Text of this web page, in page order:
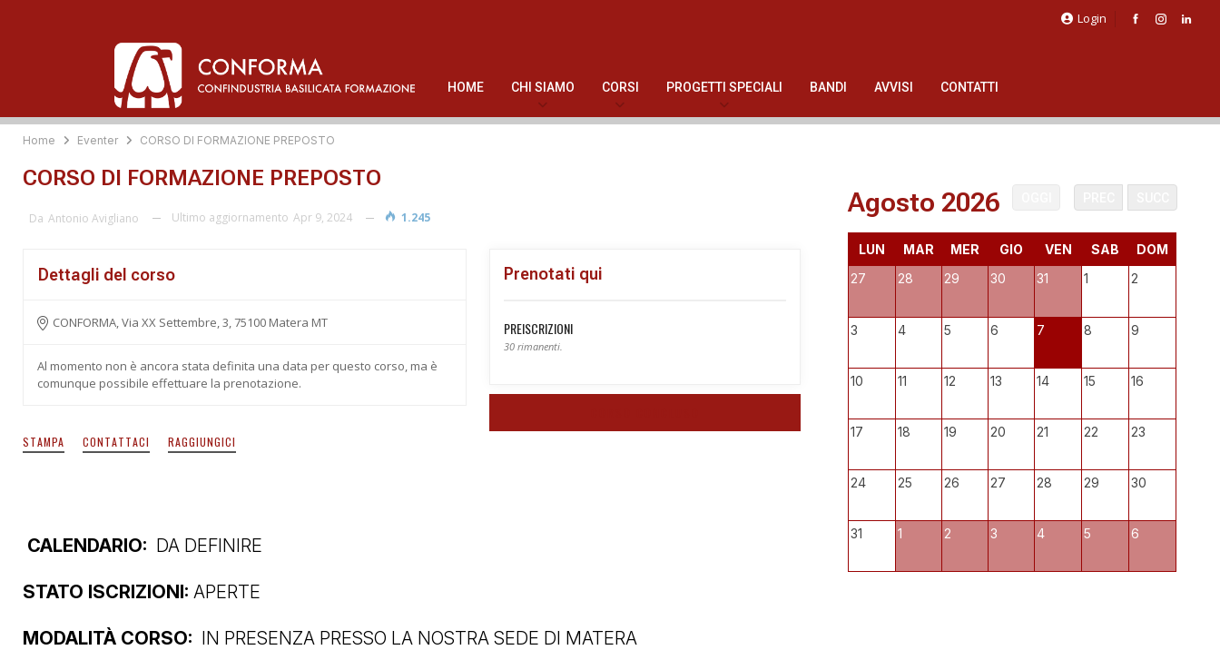
Login
HOME CHI SIAMO CORSI PROGETTI SPECIALI BANDI AVVISI CONTATTI
Home Eventer CORSO DI FORMAZIONE PREPOSTO
CORSO DI FORMAZIONE PREPOSTO
Da Antonio Avigliano Ultimo aggiornamento Apr 9, 2024 1.245
Dettagli del corso
CONFORMA, Via XX Settembre, 3, 75100 Matera MT
Al momento non è ancora stata definita una data per questo corso, ma è
comunque possibile effettuare la prenotazione.
STAMPA CONTATTACI RAGGIUNGICI
Prenotati qui
PREISCRIZIONI
30 rimanenti.
CALENDARIO: DA DEFINIRE
STATO ISCRIZIONI: APERTE
MODALITÀ CORSO: IN PRESENZA PRESSO LA NOSTRA SEDE DI MATERA
Agosto 2026
LUN MAR MER GIO VEN SAB
DOM
27
28 29 30 31 1 2
3 4 5 6 7 8 9
10 11 12 13 14 15 16
17 18 19 20 21 22 23
24 25 26 27 28 29 30
31 1 2 3 4 5 6